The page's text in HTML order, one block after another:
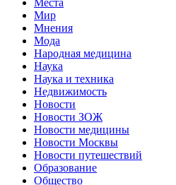
Места
Мир
Мнения
Мода
Народная медицина
Наука
Наука и техника
Недвижимость
Новости
Новости ЗОЖ
Новости медицины
Новости Москвы
Новости путешествий
Образование
Общество